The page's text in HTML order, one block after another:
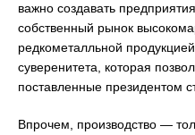
важно создавать
собственный рынок
редкометалльной
суверенитета, которая
поставленные президентом
Впрочем, производство —